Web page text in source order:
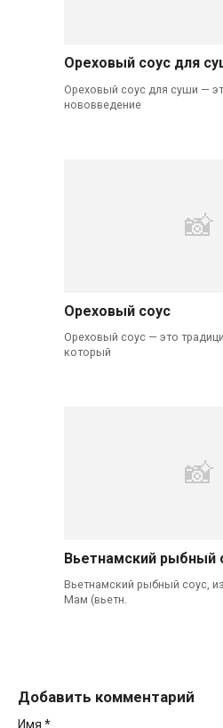
Ореховый соус для
Ореховый соус для суши —
нововведение
Ореховый соус
Ореховый соус — это
который
Вьетнамский
Вьетнамский рыбный соус,
Мам (вьетн.
Добавить комментарий
Имя *